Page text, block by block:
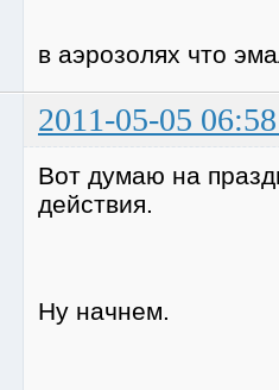
в аэрозолях что
2011-05-05
Вот думаю на
действия.
Ну начнем.